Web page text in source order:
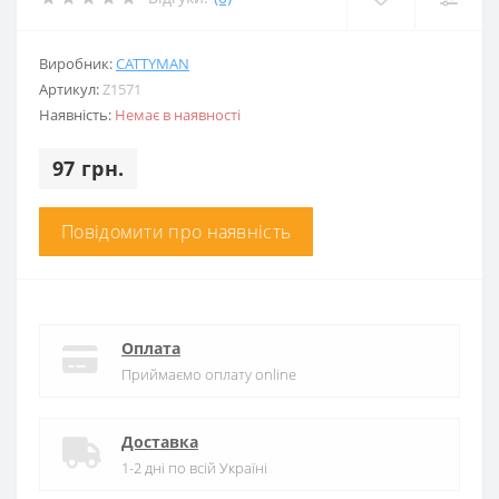
Виробник:CATTYMAN
Артикул: Z1571
Наявність: Немає в наявності
97 грн.
Повідомити про наявність
Оплата
Приймаємо оплату online
Доставка
1-2 дні по всій Україні